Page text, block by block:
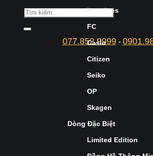
077.852.9999-
Longines
FC
Casio
Citizen
Seiko
OP
Skagen
Dòng Đặc Biệt
Limited Edition